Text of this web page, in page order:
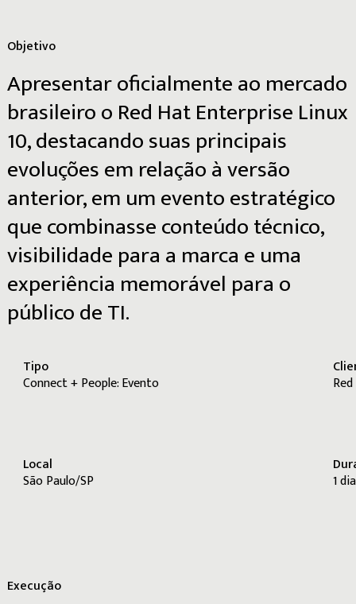
Objetivo
Apresentaroficialmenteaomercado
brasileirooRed HatEnterpriseLinux
10,destacandosuasprincipais
evoluçõesemrelaçãoàversão
anterior,emumeventoestratégico
quecombinasseconteúdotécnico,
visibilidadeparaa marcaeuma
experiência memorável parao
públicodeTI.
Tipo
Connect + People: Evento
Local
São Paulo/SP 1dia
Execução